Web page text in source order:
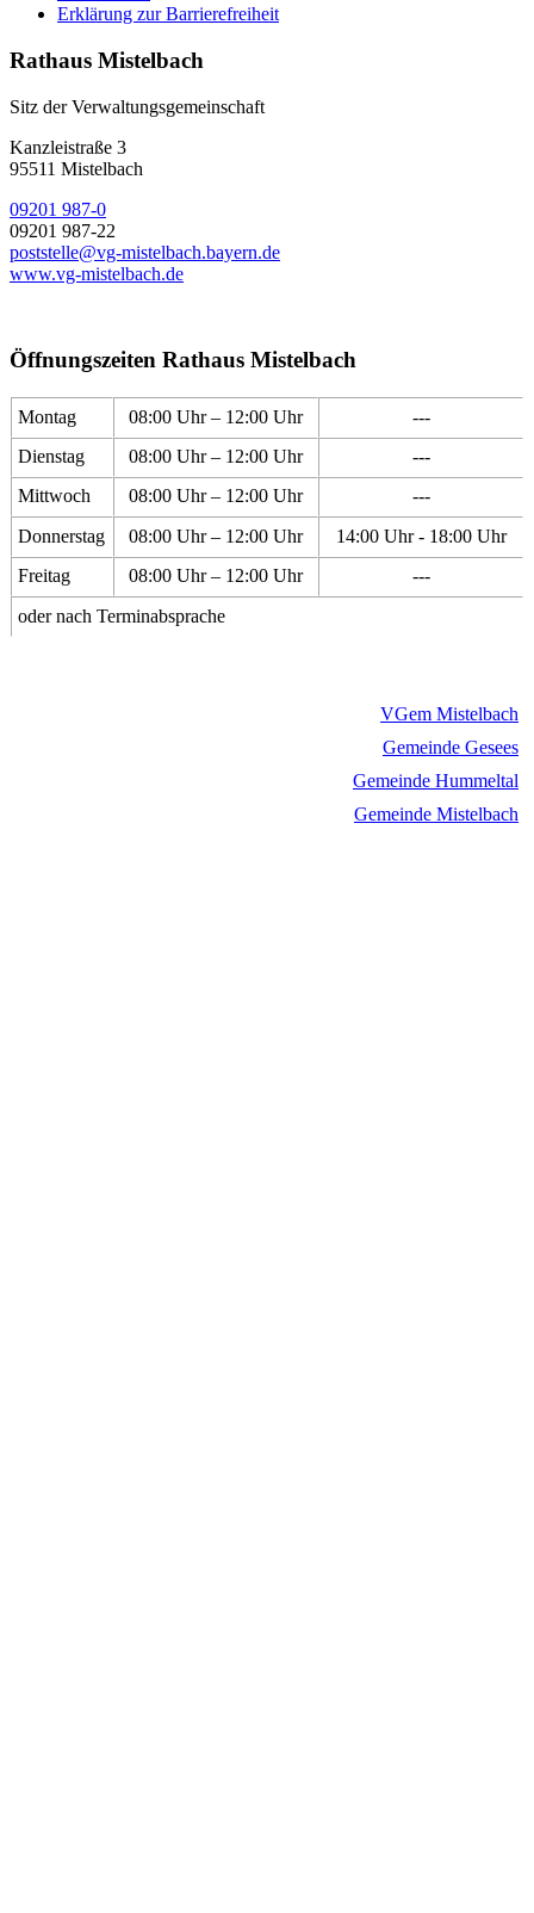
Erklärung zur Barrierefreiheit
Rathaus Mistelbach
Sitz der Verwaltungsgemeinschaft
Kanzleistraße 3
95511 Mistelbach
09201 987-0
09201 987-22
poststelle@vg-mistelbach.bayern.de
www.vg-mistelbach.de
Öffnungszeiten Rathaus Mistelbach
Montag 08:00 Uhr – 12:00 Uhr
---
Dienstag
08:00 Uhr – 12:00 Uhr
---
Mittwoch
08:00 Uhr – 12:00 Uhr
---
Donnerstag
08:00 Uhr – 12:00 Uhr
14:00 Uhr - 18:00 Uhr
Freitag
08:00 Uhr – 12:00 Uhr
---
oder nach Terminabsprache
VGem Mistelbach
Gemeinde Gesees
Gemeinde Hummeltal
Gemeinde Mistelbach